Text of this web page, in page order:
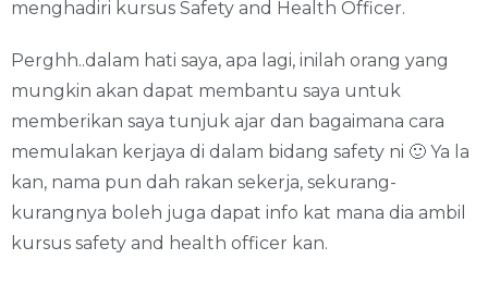
menghadiri kursus Safety and Health Officer.
Perghh..dalam hati saya, apa lagi, inilah orang yang
mungkin akan dapat membantu saya untuk
memberikan saya tunjuk ajar dan bagaimana cara
memulakan kerjaya di dalam bidang safety ni 🙂 Ya la
kan, nama pun dah rakan sekerja, sekurang-
kurangnya boleh juga dapat info kat mana dia ambil
kursus safety and health officer kan.